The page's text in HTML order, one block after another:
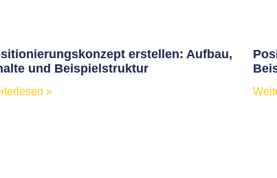
erstellen: Aufbau,
und Beispielstruktur
»